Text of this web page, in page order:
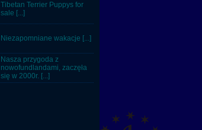
Tibetan Terrier Puppys for
sale [...]
Niezapomniane wakacje [...]
Nasza przygoda z
nowofundlandami, zaczęła
się w 2000r. [...]